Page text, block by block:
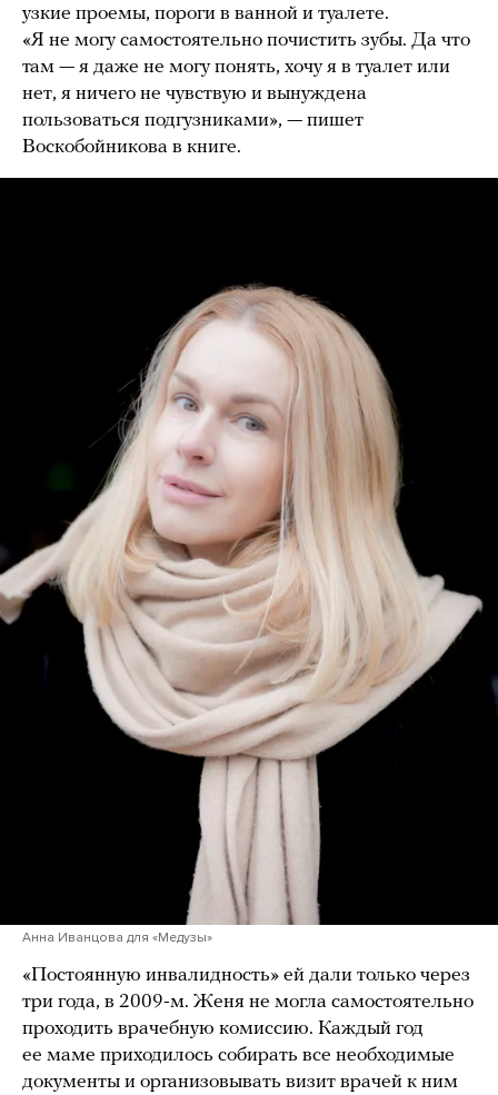
узкие проемы, пороги в ванной и туалете.
«Я не могу самостоятельно почистить зубы. Да что
там — я даже не могу понять, хочу я в туалет или
нет, я ничего не чувствую и вынуждена
пользоваться подгузниками», — пишет
Воскобойникова в книге.
Анна Иванцова для «Медузы»
«Постоянную инвалидность» ей дали только через
три года, в 2009-м. Женя не могла самостоятельно
проходить врачебную комиссию. Каждый год
ее маме приходилось собирать все необходимые
документы и организовывать визит врачей к ним